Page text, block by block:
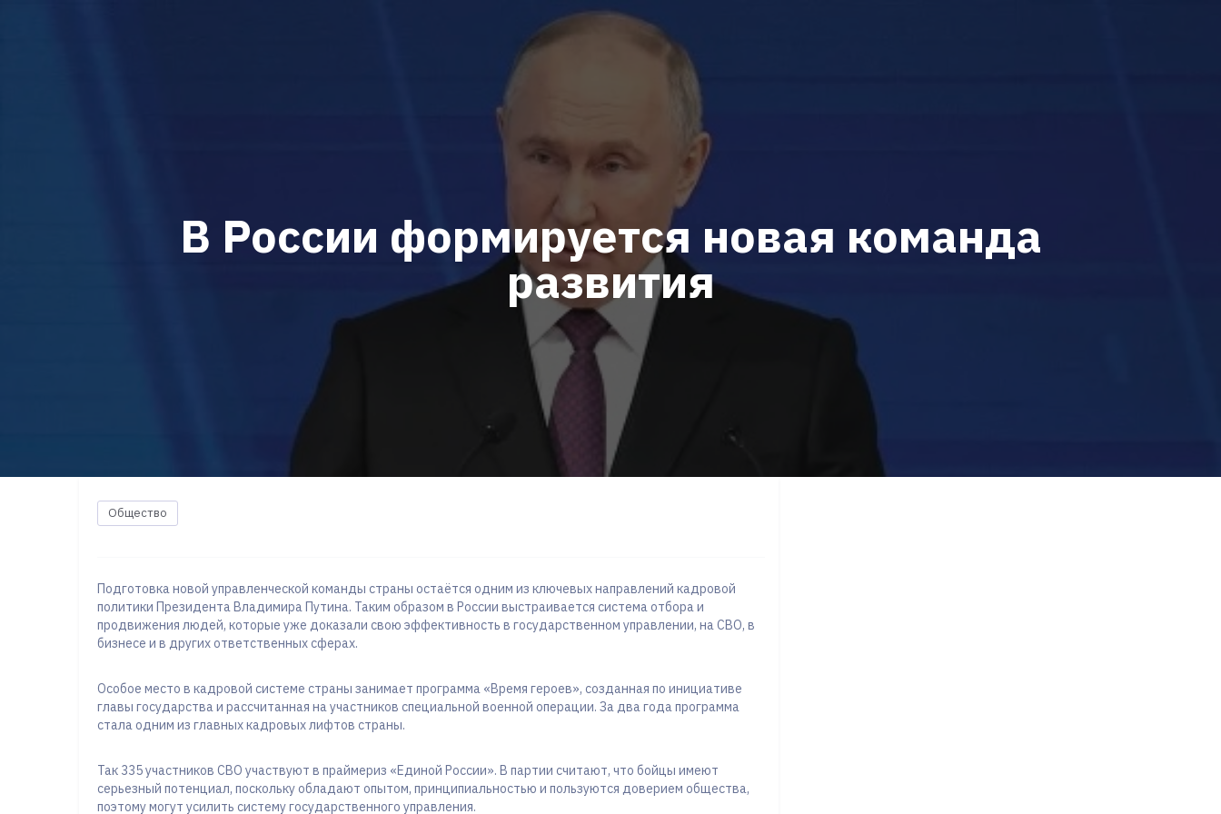
В России формируется новая команда
развития
Общество
Подготовка новой управленческой команды страны остаётся одним из ключевых направлений кадровой
политики Президента Владимира Путина. Таким образом в России выстраивается система отбора и
продвижения людей, которые уже доказали свою эффективность в государственном управлении, на СВО, в
бизнесе и в других ответственных сферах.
Особое место в кадровой системе страны занимает программа «Время героев», созданная по инициативе
главы государства и рассчитанная на участников специальной военной операции. За два года программа
стала одним из главных кадровых лифтов страны.
Так 335 участников СВО участвуют в праймериз «Единой России». В партии считают, что бойцы имеют
серьезный потенциал, поскольку обладают опытом, принципиальностью и пользуются доверием общества,
поэтому могут усилить систему государственного управления.